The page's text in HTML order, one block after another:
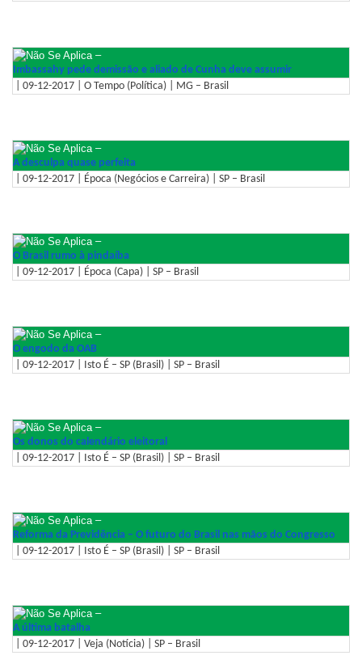
–
Imbassahy pede demissão e aliado de Cunha deve assumir
| 09-12-2017 | O Tempo (Política) | MG – Brasil
–
A desculpa quase perfeita
| 09-12-2017 | Época (Negócios e Carreira) | SP – Brasil
–
O Brasil rumo à pindaíba
| 09-12-2017 | Época (Capa) | SP – Brasil
–
O engodo da OAB
| 09-12-2017 | Isto É – SP (Brasil) | SP – Brasil
–
Os donos do calendário eleitoral
| 09-12-2017 | Isto É – SP (Brasil) | SP – Brasil
–
Reforma da Previdência – O futuro do Brasil nas mãos do Congresso
| 09-12-2017 | Isto É – SP (Brasil) | SP – Brasil
–
A última batalha
| 09-12-2017 | Veja (Notícia) | SP – Brasil